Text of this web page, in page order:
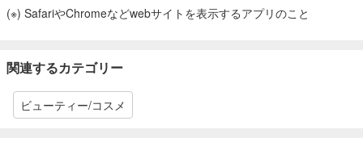
(※) SafariやChromeなどwebサイトを表示するアプリのこと
関連するカテゴリー
ビューティー/コスメ